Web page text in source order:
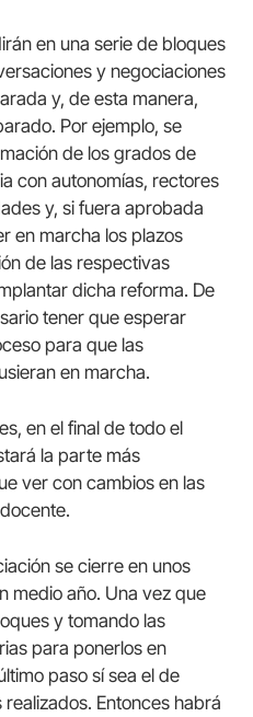
en una serie de bloques
y negociaciones
y, de esta manera,
Por ejemplo, se
de los grados de
con autonomías, rectores
y, si fuera aprobada
en marcha los plazos
de las respectivas
dicha reforma. De
tener que esperar
para que las
en marcha.
en el final de todo el
la parte más
ver con cambios en las
se cierre en unos
medio año. Una vez que
y tomando las
para ponerlos en
paso sí sea el de
Entonces habrá